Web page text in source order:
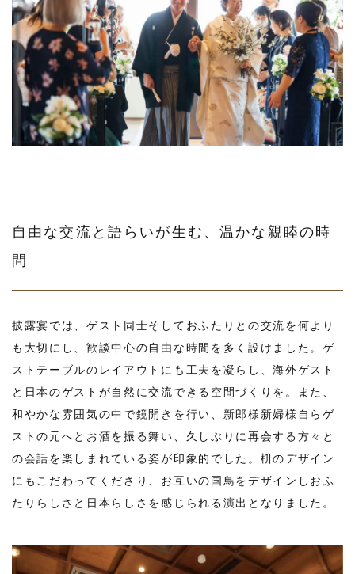
自由な交流と語らいが生む、温かな親睦の時
間
披露宴では、ゲスト同士そしておふたりとの交流を何より
も大切にし、歓談中心の自由な時間を多く設けました。ゲ
ストテーブルのレイアウトにも工夫を凝らし、海外ゲスト
と日本のゲストが自然に交流できる空間づくりを。また、
和やかな雰囲気の中で鏡開きを行い、新郎様新婦様自らゲ
ストの元へとお酒を振る舞い、久しぶりに再会する方々と
の会話を楽しまれている姿が印象的でした。枡のデザイン
にもこだわってくださり、お互いの国鳥をデザインしおふ
たりらしさと日本らしさを感じられる演出となりました。